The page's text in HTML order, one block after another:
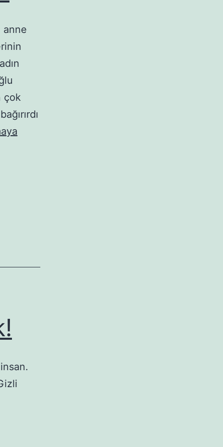
anne
çok